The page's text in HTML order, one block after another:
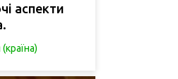
аспекти
(країна)